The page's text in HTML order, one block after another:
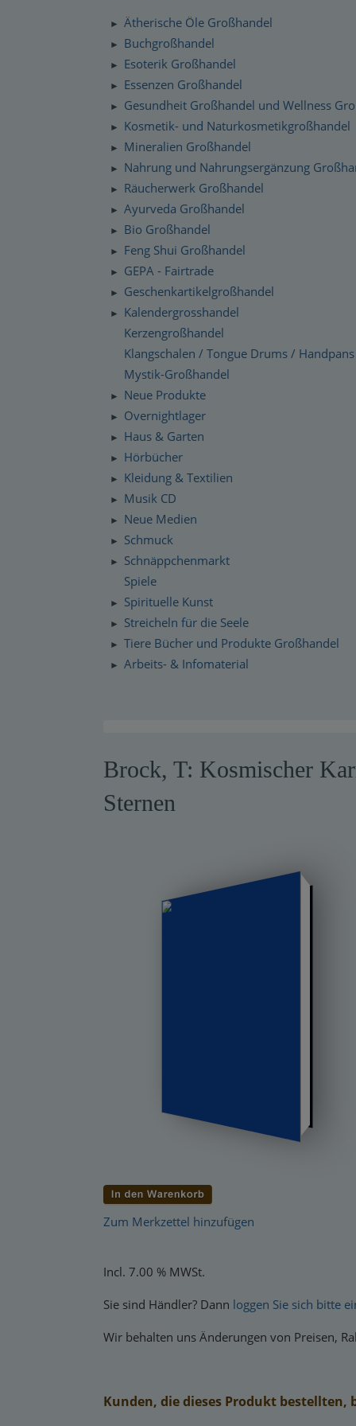
Zahlung und Versand
Datenschutzerklärung
Checkdates
Moravan Naturkosmetik
Primavera Life Sortiment
Alaya Engelkerzen
Gabriel Tech Sortiment
Engelalm Edelstein Essenzen
Schnelllager
► Ätherische Öle Großhandel
► Buchgroßhandel
► Esoterik Großhandel
► Essenzen Großhandel
► Gesundheit Großhandel und Wellness
► Kosmetik- und Naturkosmetikgroßhandel
► Mineralien Großhandel
► Nahrung und Nahrungsergänzung
► Räucherwerk Großhandel
► Ayurveda Großhandel
► Bio Großhandel
► Feng Shui Großhandel
► GEPA - Fairtrade
► Geschenkartikelgroßhandel
►
Kalendergrosshandel
Kerzengroßhandel
Klangschalen / Tongue Drums /
Mystik-Großhandel
► Neue Produkte
► Overnightlager
► Haus & Garten
► Hörbücher
► Kleidung & Textilien
► Musik CD
► Neue Medien
► Schmuck
►
Schnäppchenmarkt
Spiele
► Spirituelle Kunst
► Streicheln für die Seele
► Tiere Bücher und Produkte Großhandel
► Arbeits- & Infomaterial
Schnelllager
Neuerscheinungen
Brock, T: Kosmischer
Sternen
Zum Merkzettel hinzufügen
Incl. 7.00 % MWSt.
Sie sind Händler? Dann loggen Sie sich bitte
Wir behalten uns Änderungen von Preisen,
Kunden, die dieses Produkt bestellten,